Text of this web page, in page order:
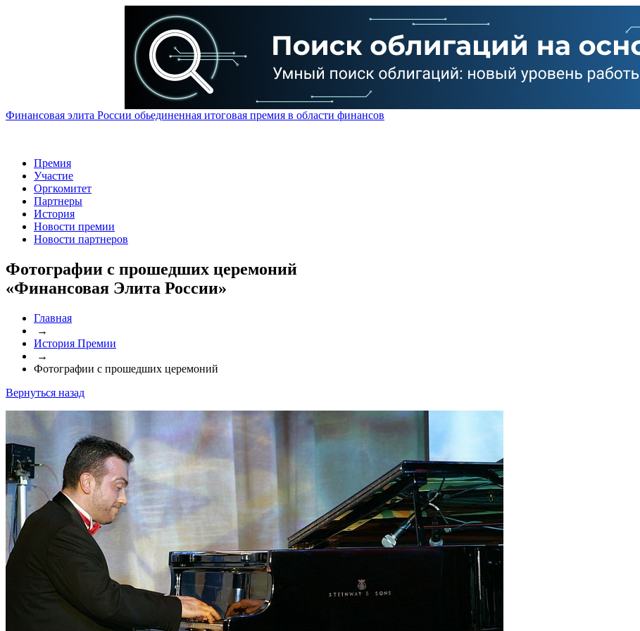
Финансовая элита России обьединенная итоговая премия в области финансов
Премия
Участие
Оргкомитет
Партнеры
История
Новости премии
Новости партнеров
Фотографии с прошедших церемоний
«Финансовая Элита России»
Главная
→
История Премии
→
Фотографии с прошедших церемоний
Вернуться назад